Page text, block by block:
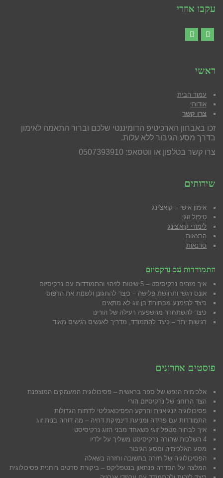
עקבו אחרי
ראשי
עמוד הבית
אודותי
צרו קשר
זכו באבחון הארכיטיפ הדומיננטי שלכם וברור התאמה לאימון
בדרך מסע הגיבור ללא עלות.
צרו קשר בטלפון או ווטסאפ: 0507393910
שירותים
אימון אישי – קואצ'ינג
טיפול זוגי
לימודי קוא'צינג
הרצאות
סדנאות
התמודדות עם נרקסיזם
איך מזהים נרקיסיסט – 5 שיטות לזיהוי והתמודדות עם נרקיסיזם
אונס רגשי ותחושת פלישה – כיצד להתגונן ולשנות את הדפוס
כיצד להימנע מבחירת בן זוג לא מתאים
כיצד להשתחרר מהשפעה רעילה של הורינו
רגישות יתר – כיצד להתמודד, מדריך לאנשים רגישים מאוד
פוסטים אחרונים
אלכימית הנפש של ספר בראשית – פסיכולוגית המעמקים המוצפנת
הצד הרוחני של נרקיסיזם הורי
פסיכולוגיה יונגיאנית והרקע הפסיכואנליטי לדתות הגדולות
התמודדות עם פרידה ומניעת דינמיקת דחיה – מה דוחה בנות זוג
איך לבחור מטפל זוגי כשאחד מבני הזוג נרקיסיסט
4 השלכות שהורה נרקיסיסט משליך על ילדיו
מסע האלכימיה ומסע הגיבור
הפסיכולוגיה של חזרה בתשובה וחזרה בשאלה
המלצה על הסדרה פנתאון בנטפליקס – ביקורת סרטים רוחנית פסיכולוגית